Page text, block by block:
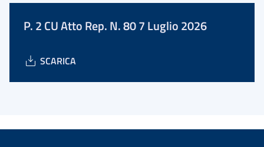
P. 2 CU Atto Rep. N. 80 7 Luglio 2026
SCARICA